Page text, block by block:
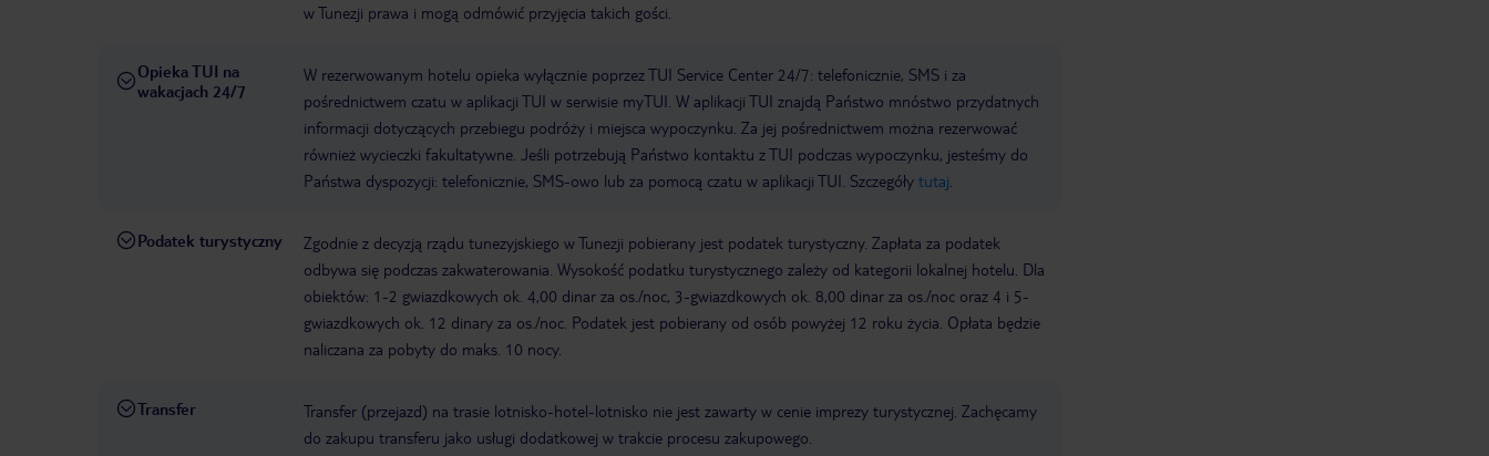
w Tunezji prawa i mogą odmówić przyjęcia takich gości.
Opieka TUI na
wakacjach 24/7
W rezerwowanym hotelu opieka wyłącznie poprzez TUI Service Center 24/7: telefonicznie, SMS i za
pośrednictwem czatu w aplikacji TUI w serwisie myTUI. W aplikacji TUI znajdą Państwo mnóstwo przydatnych
informacji dotyczących przebiegu podróży i miejsca wypoczynku. Za jej pośrednictwem można rezerwować
również wycieczki fakultatywne. Jeśli potrzebują Państwo kontaktu z TUI podczas wypoczynku, jesteśmy do
Państwa dyspozycji: telefonicznie, SMS-owo lub za pomocą czatu w aplikacji TUI. Szczegóły tutaj
Podatek turystyczny
Zgodnie z decyzją rządu tunezyjskiego w Tunezji pobierany jest podatek turystyczny. Zapłata za podatek
odbywa się podczas zakwaterowania. Wysokość podatku turystycznego zależy od kategorii lokalnej hotelu. Dla
obiektów: 1-2 gwiazdkowych ok. 4,00 dinar za os./noc, 3-gwiazdkowych ok. 8,00 dinar za os./noc oraz 4 i 5-
gwiazdkowych ok. 12 dinary za os./noc. Podatek jest pobierany od osób powyżej 12 roku życia. Opłata będzie
naliczana za pobyty do maks. 10 nocy.
Transfer
Transfer (przejazd) na trasie lotnisko-hotel-lotnisko nie jest zawarty w cenie imprezy turystycznej. Zachęcamy
do zakupu transferu jako usługi dodatkowej w trakcie procesu zakupowego.